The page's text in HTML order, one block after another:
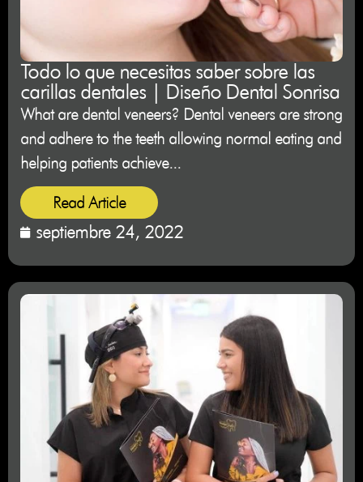
Todo lo que necesitas saber sobre las
carillas dentales | Diseño Dental Sonrisa
What are dental veneers? Dental veneers are strong
and adhere to the teeth allowing normal eating and
helping patients achieve...
Read Article
septiembre 24, 2022